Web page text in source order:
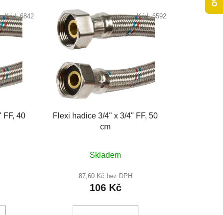
e
n
í
p
r
o
d
u
k
FF, 40
Kód:6842
Flexi hadice 3/4" x 3/4" FF, 50
cm
Skladem
87,60 Kč bez DPH
106 Kč
Kód:6592